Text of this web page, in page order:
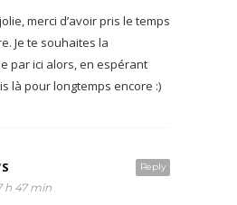
merci d’avoir pris le temps
Je te souhaites la
par ici alors, en espérant
là pour longtemps encore :)
Reply
h 47 min